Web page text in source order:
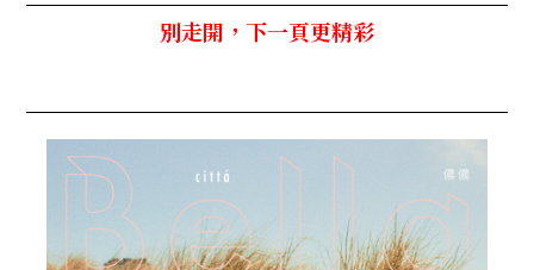
別走開，下一頁更精彩